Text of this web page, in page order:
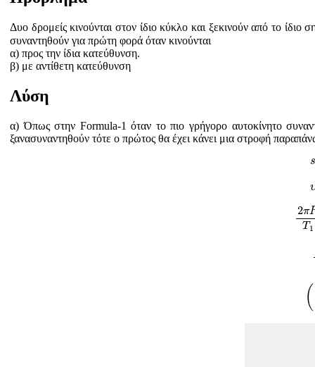
Δυο δρομείς κινούνται στον ίδιο κύκλο και ξεκινούν από το ίδιο
συναντηθούν για πρώτη φορά όταν κινούνται
α) προς την ίδια κατεύθυνση.
β) με αντίθετη κατεύθυνση
Λύση
α) Όπως στην Formula-1 όταν το πιο γρήγορο αυτοκίνητο
ξανασυναντηθούν τότε ο πρώτος θα έχει κάνει μια στροφή
2π
T 1
2 π
(